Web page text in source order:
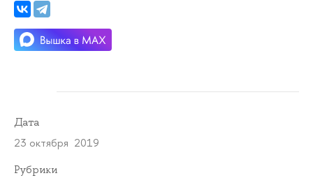
Дата
23 октября 2019
Рубрики